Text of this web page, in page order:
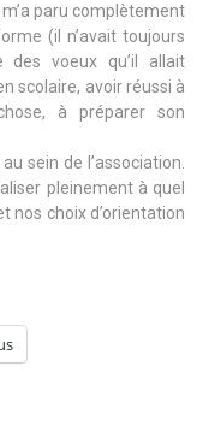
paru complètement
(il n’avait toujours
des voeux qu’il allait
scolaire, avoir réussi à
à préparer son
sein de l’association.
pleinement à quel
nos choix d’orientation